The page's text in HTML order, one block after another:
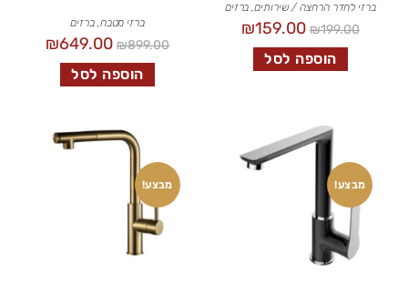
ברזי לחדר הרחצה / שירותים, ברזים
₪199.00
₪159.00
הוספה לסל
ברזי מטבח,ברזים
₪899.00
₪649.00
הוספה לסל
מבצע! מבצע!